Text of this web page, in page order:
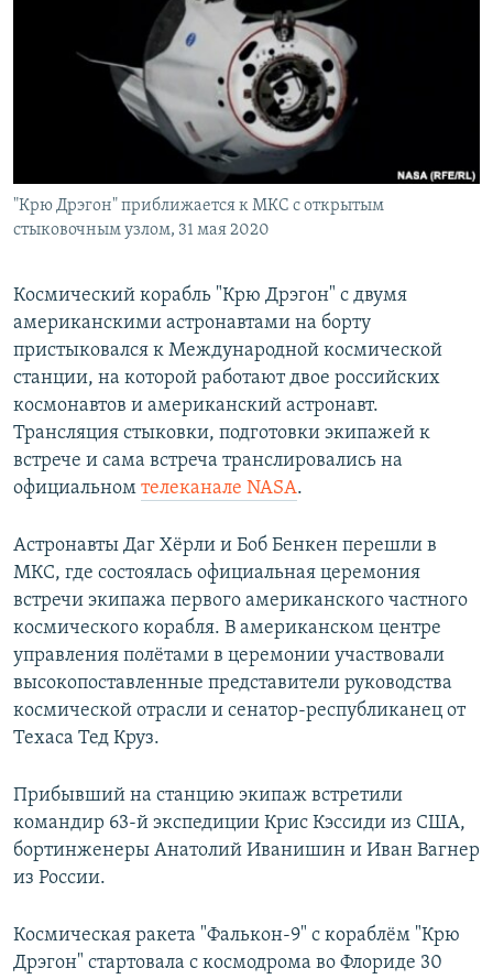
РАСПИСАНИЕ ВЕЩАНИЯ
ПОДПИШИТЕСЬ НА РАССЫЛКУ
СОЦИАЛЬНЫЕ СЕТИ
"Крю Дрэгон" приближается к МКС с открытым
стыковочным узлом, 31 мая 2020
Космический корабль "Крю Дрэгон" с двумя
американскими астронавтами на борту
пристыковался к Международной космической
станции, на которой работают двое российских
космонавтов и американский астронавт.
Трансляция стыковки, подготовки экипажей к
встрече и сама встреча транслировались на
официальном телеканале NASA.
Астронавты Даг Хёрли и Боб Бенкен перешли в
МКС, где состоялась официальная церемония
встречи экипажа первого американского частного
космического корабля. В американском центре
управления полётами в церемонии участвовали
высокопоставленные представители руководства
космической отрасли и сенатор-республиканец от
Техаса Тед Круз.
Прибывший на станцию экипаж встретили
командир 63-й экспедиции Крис Кэссиди из США,
бортинженеры Анатолий Иванишин и Иван Вагнер
из России.
Космическая ракета "Фалькон-9" с кораблём "Крю
Дрэгон" стартовала с космодрома во Флориде 30